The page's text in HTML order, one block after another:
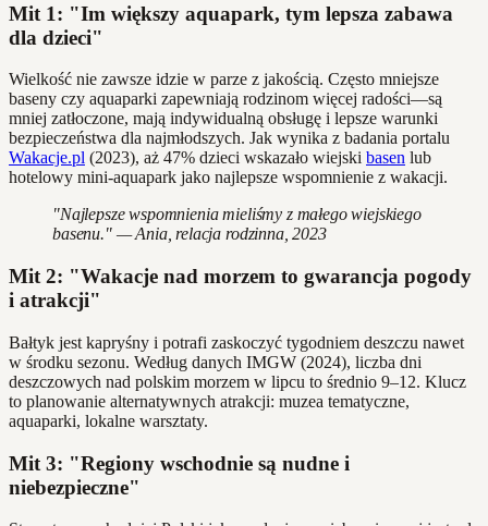
Mit 1: "Im większy aquapark, tym lepsza zabawa
dla dzieci"
Wielkość nie zawsze idzie w parze z jakością. Często mniejsze
baseny czy aquaparki zapewniają rodzinom więcej radości—są
mniej zatłoczone, mają indywidualną obsługę i lepsze warunki
bezpieczeństwa dla najmłodszych. Jak wynika z badania portalu
Wakacje.pl (2023), aż 47% dzieci wskazało wiejski basen lub
hotelowy mini-aquapark jako najlepsze wspomnienie z wakacji.
"Najlepsze wspomnienia mieliśmy z małego wiejskiego
basenu." — Ania, relacja rodzinna, 2023
Mit 2: "Wakacje nad morzem to gwarancja pogody
i atrakcji"
Bałtyk jest kapryśny i potrafi zaskoczyć tygodniem deszczu nawet
w środku sezonu. Według danych IMGW (2024), liczba dni
deszczowych nad polskim morzem w lipcu to średnio 9–12. Klucz
to planowanie alternatywnych atrakcji: muzea tematyczne,
aquaparki, lokalne warsztaty.
Mit 3: "Regiony wschodnie są nudne i
niebezpieczne"